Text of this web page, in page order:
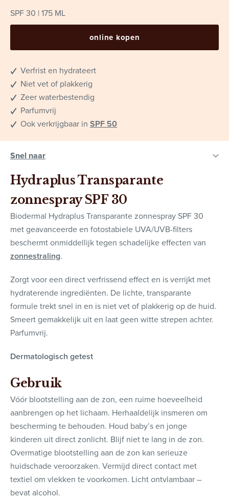
SPF 30 175 ML
online kopen
Verfrist en hydrateert
Niet vet of plakkerig
Zeer waterbestendig
Parfumvrij
Ook verkrijgbaar in SPF 50
Hydraplus Transparante
zonnespray SPF 30
Biodermal Hydraplus Transparante zonnespray SPF 30
met geavanceerde en fotostabiele UVA/UVB-filters
beschermt onmiddellijk tegen schadelijke effecten van
zonnestraling.
Zorgt voor een direct verfrissend effect en is verrijkt met
hydraterende ingrediënten. De lichte, transparante
formule trekt snel in en is niet vet of plakkerig op de huid.
Smeert gemakkelijk uit en laat geen witte strepen achter.
Parfumvrij.
Dermatologisch getest
Gebruik
Vóór blootstelling aan de zon, een ruime hoeveelheid
aanbrengen op het lichaam. Herhaaldelijk insmeren om
bescherming te behouden. Houd baby’s en jonge
kinderen uit direct zonlicht. Blijf niet te lang in de zon.
Overmatige blootstelling aan de zon kan serieuze
huidschade veroorzaken. Vermijd direct contact met
textiel om vlekken te voorkomen. Licht ontvlambaar –
bevat alcohol.